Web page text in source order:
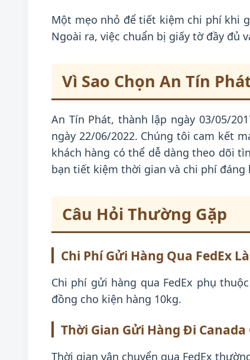
Một mẹo nhỏ để tiết kiệm chi phí khi
Ngoài ra, việc chuẩn bị giấy tờ đầy đủ
Vì Sao Chọn An Tín
An Tín Phát, thành lập ngày 03/05/
ngày 22/06/2022. Chúng tôi cam kết
khách hàng có thể dễ dàng theo dõi
bạn tiết kiệm thời gian và chi phí đáng
Câu Hỏi Thường Gặp
Chi Phí Gửi Hàng Qua FedEx
Chi phí gửi hàng qua FedEx phụ
đồng cho kiện hàng 10kg.
Thời Gian Gửi Hàng Đi Canada
Thời gian vận chuyển qua FedEx